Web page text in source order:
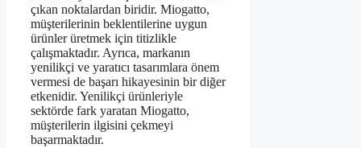
çıkan noktalardan biridir. Miogatto,
müşterilerinin beklentilerine uygun
ürünler üretmek için titizlikle
çalışmaktadır. Ayrıca, markanın
yenilikçi ve yaratıcı tasarımlara önem
vermesi de başarı hikayesinin bir diğer
etkenidir. Yenilikçi ürünleriyle
sektörde fark yaratan Miogatto,
müşterilerin ilgisini çekmeyi
başarmaktadır.